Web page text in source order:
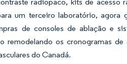
um terceiro laboratório, agora
de consoles de ablação e
remodelando os cronogramas
do Canadá.